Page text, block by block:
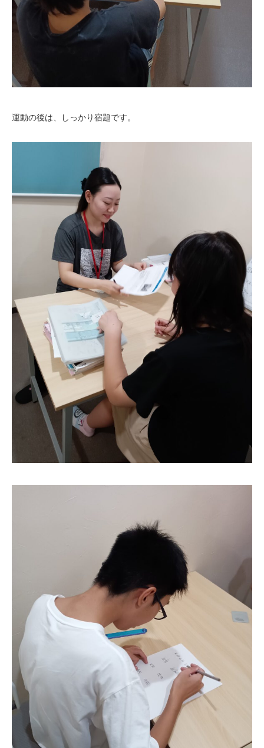
運動の後は、しっかり宿題です。